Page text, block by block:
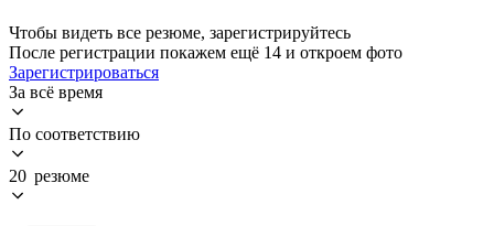
Чтобы видеть все резюме, зарегистрируйтесь
После регистрации покажем ещё 14 и откроем фото
Зарегистрироваться
За всё время
По соответствию
20 резюме